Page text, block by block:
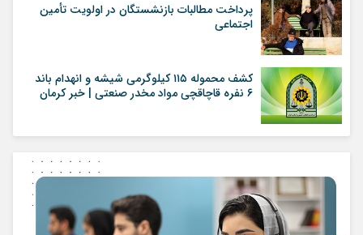
پرداخت مطالبات بازنشستگان در اولویت تأمین
اجتماعی
کشف محموله ۱۱۵ کیلوگرمی شیشه و انهدام باند
۶ نفره قاچاقچی مواد مخدر صنعتی | خبر کرمان